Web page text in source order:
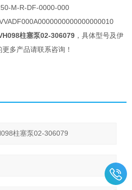
M-R-DF-0000-000
柱塞泵02-306079 ，具体型号及伊
多产品请联系咨询！